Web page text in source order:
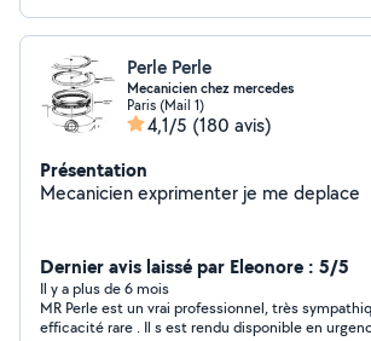
Perle Perle
Mecanicien chez mercedes
Paris (Mail 1)
4,1/5 (180 avis)
Présentation
Mecanicien exprimenter je me deplace
Dernier avis laissé par Eleonore : 5/5
Il y a plus de 6 mois
MR Perle est un vrai professionnel, très
efficacité rare . Il s est rendu disponible en